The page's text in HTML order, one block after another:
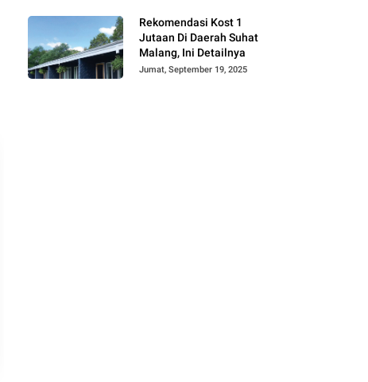
Anak
Rekomendasi Kost 1
Jutaan Di Daerah Suhat
Malang, Ini Detailnya
Jumat, September 19, 2025